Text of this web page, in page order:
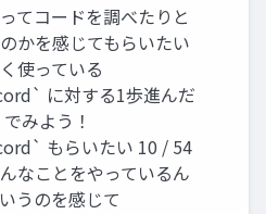
てコードを調べたりと
かを感じてもらいたい
使っている
に対する1歩進んだ
みよう！
もらいたい 10 / 54
なことをやっているん
うのを感じて